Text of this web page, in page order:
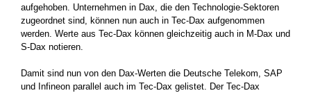
aufgehoben. Unternehmen in Dax, die den Technologie-Sektoren
zugeordnet sind, können nun auch in Tec-Dax aufgenommen
werden. Werte aus Tec-Dax können gleichzeitig auch in M-Dax und
S-Dax notieren.
Damit sind nun von den Dax-Werten die Deutsche Telekom, SAP
und Infineon parallel auch im Tec-Dax gelistet. Der Tec-Dax